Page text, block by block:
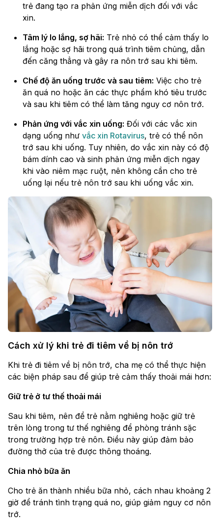
trẻ đang tạo ra phản ứng miễn dịch đối với vắc
xin.
Tâm lý lo lắng, sợ hãi: Trẻ nhỏ có thể cảm thấy lo
lắng hoặc sợ hãi trong quá trình tiêm chủng, dẫn
đến căng thẳng và gây ra nôn trớ sau khi tiêm.
Chế độ ăn uống trước và sau tiêm: Việc cho trẻ
ăn quá no hoặc ăn các thực phẩm khó tiêu trước
và sau khi tiêm có thể làm tăng nguy cơ nôn trớ.
Phản ứng với vắc xin uống: Đối với các vắc xin
dạng uống như vắc xin Rotavirus, trẻ có thể nôn
trớ sau khi uống. Tuy nhiên, do vắc xin này có độ
bám dính cao và sinh phản ứng miễn dịch ngay
khi vào niêm mạc ruột, nên không cần cho trẻ
uống lại nếu trẻ nôn trớ sau khi uống vắc xin.
Cách xử lý khi trẻ đi tiêm về bị nôn trớ
Khi trẻ đi tiêm về bị nôn trớ, cha mẹ có thể thực hiện
các biện pháp sau để giúp trẻ cảm thấy thoải mái hơn:
Giữ trẻ ở tư thế thoải mái
Sau khi tiêm, nên để trẻ nằm nghiêng hoặc giữ trẻ
trên lòng trong tư thế nghiêng để phòng tránh sặc
trong trường hợp trẻ nôn. Điều này giúp đảm bảo
đường thở của trẻ được thông thoáng.
Chia nhỏ bữa ăn
Cho trẻ ăn thành nhiều bữa nhỏ, cách nhau khoảng 2
giờ để tránh tình trạng quá no, giúp giảm nguy cơ nôn
trớ.